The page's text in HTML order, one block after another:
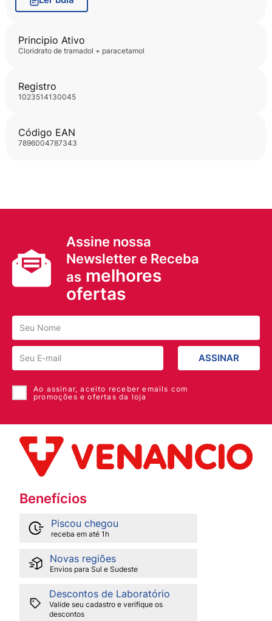
Principio Ativo
cloridrato de tramadol + paracetamol
Registro
1023514130045
Código EAN
7896004787343
Assine nossa
Newsletter e Receba
as melhores
ofertas
ASSINAR
Ao assinar, aceito receber emails com
promoções e ofertas da loja
Benefícios
Piscou chegou
receba em até 1h
Novas regiões
Envios para Sul e Sudeste
Descontos de Laboratório
Valide seu cadastro e verifique os
descontos